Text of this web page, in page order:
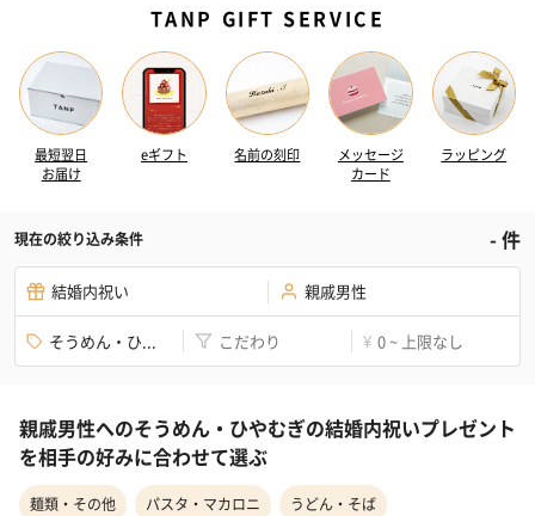
TANP GIFT SERVICE
最短翌日
お届け
eギフト 名前の刻印
メッセージ
カード
ラッピング
現在の絞り込み条件 -件
結婚内祝い 親戚男性
そうめん・ひ... こだわり ¥ 0 ~ 上限なし
親戚男性へのそうめん・ひやむぎの結婚内祝いプレゼント
を相手の好みに合わせて選ぶ
麺類・その他 パスタ・マカロニ うどん・そば